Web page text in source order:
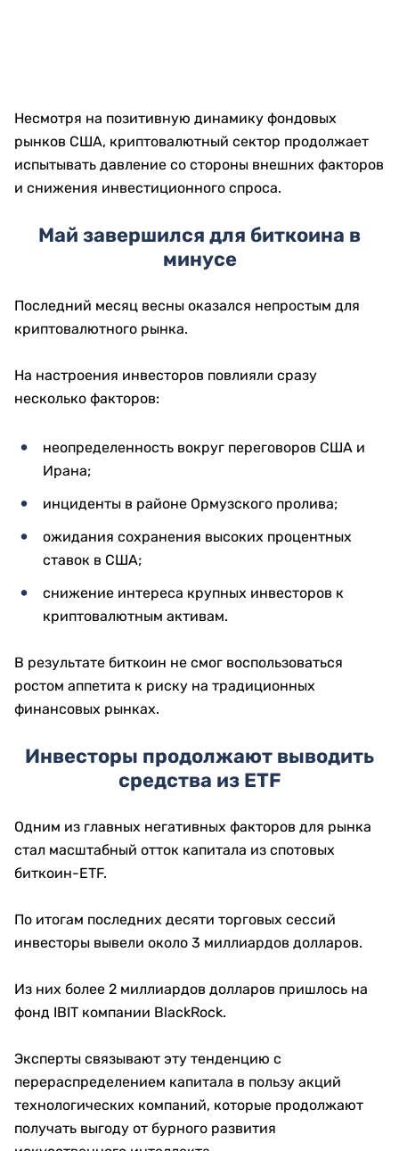
Несмотря на позитивную динамику фондовых
рынков США, криптовалютный сектор продолжает
испытывать давление со стороны внешних факторов
и снижения инвестиционного спроса.
Май завершился для биткоина в
минусе
Последний месяц весны оказался непростым для
криптовалютного рынка.
На настроения инвесторов повлияли сразу
несколько факторов:
неопределенность вокруг переговоров США и
Ирана;
инциденты в районе Ормузского пролива;
ожидания сохранения высоких процентных
ставок в США;
снижение интереса крупных инвесторов к
криптовалютным активам.
В результате биткоин не смог воспользоваться
ростом аппетита к риску на традиционных
финансовых рынках.
Инвесторы продолжают выводить
средства из ETF
Одним из главных негативных факторов для рынка
стал масштабный отток капитала из спотовых
биткоин-ETF.
По итогам последних десяти торговых сессий
инвесторы вывели около 3 миллиардов долларов.
Из них более 2 миллиардов долларов пришлось на
фонд IBIT компании BlackRock.
Эксперты связывают эту тенденцию с
перераспределением капитала в пользу акций
технологических компаний, которые продолжают
получать выгоду от бурного развития